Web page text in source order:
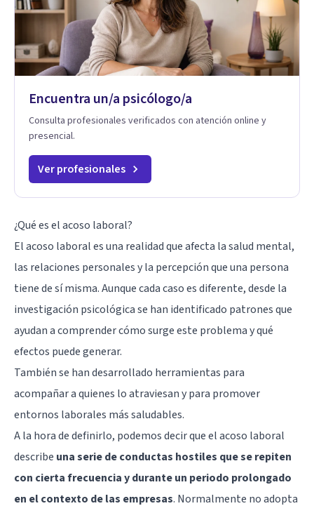
Encuentra un/a psicólogo/a
Consulta profesionales verificados con atención online y
presencial.
Ver profesionales
¿Qué es el acoso laboral?
El acoso laboral es una realidad que afecta la salud mental,
las relaciones personales y la percepción que una persona
tiene de sí misma. Aunque cada caso es diferente, desde la
investigación psicológica se han identificado patrones que
ayudan a comprender cómo surge este problema y qué
efectos puede generar.
También se han desarrollado herramientas para
acompañar a quienes lo atraviesan y para promover
entornos laborales más saludables.
A la hora de definirlo, podemos decir que el acoso laboral
describe una serie de conductas hostiles que se repiten
con cierta frecuencia y durante un periodo prolongado
en el contexto de las empresas. Normalmente no adopta